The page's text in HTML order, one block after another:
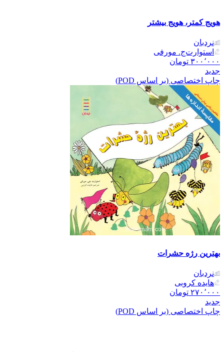
هویج کمتر، هویج بیشتر
نردبان
استوارت‌ج. مورفی
۳۰۰٬۰۰۰ تومان
جدید
چاپ اختصاصی (بر اساس POD)
بهترین رژه حشرات
نردبان
هایده کروبی
۲۷۰٬۰۰۰ تومان
جدید
چاپ اختصاصی (بر اساس POD)